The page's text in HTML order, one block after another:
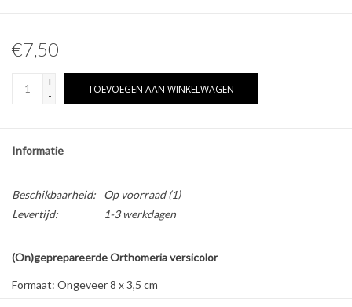
€7,50
+
-
TOEVOEGEN AAN WINKELWAGEN
Informatie
Beschikbaarheid: Op voorraad(1)
Levertijd:
1-3 werkdagen
(On)geprepareerde Orthomeria versicolor
Formaat: Ongeveer 8 x 3,5 cm